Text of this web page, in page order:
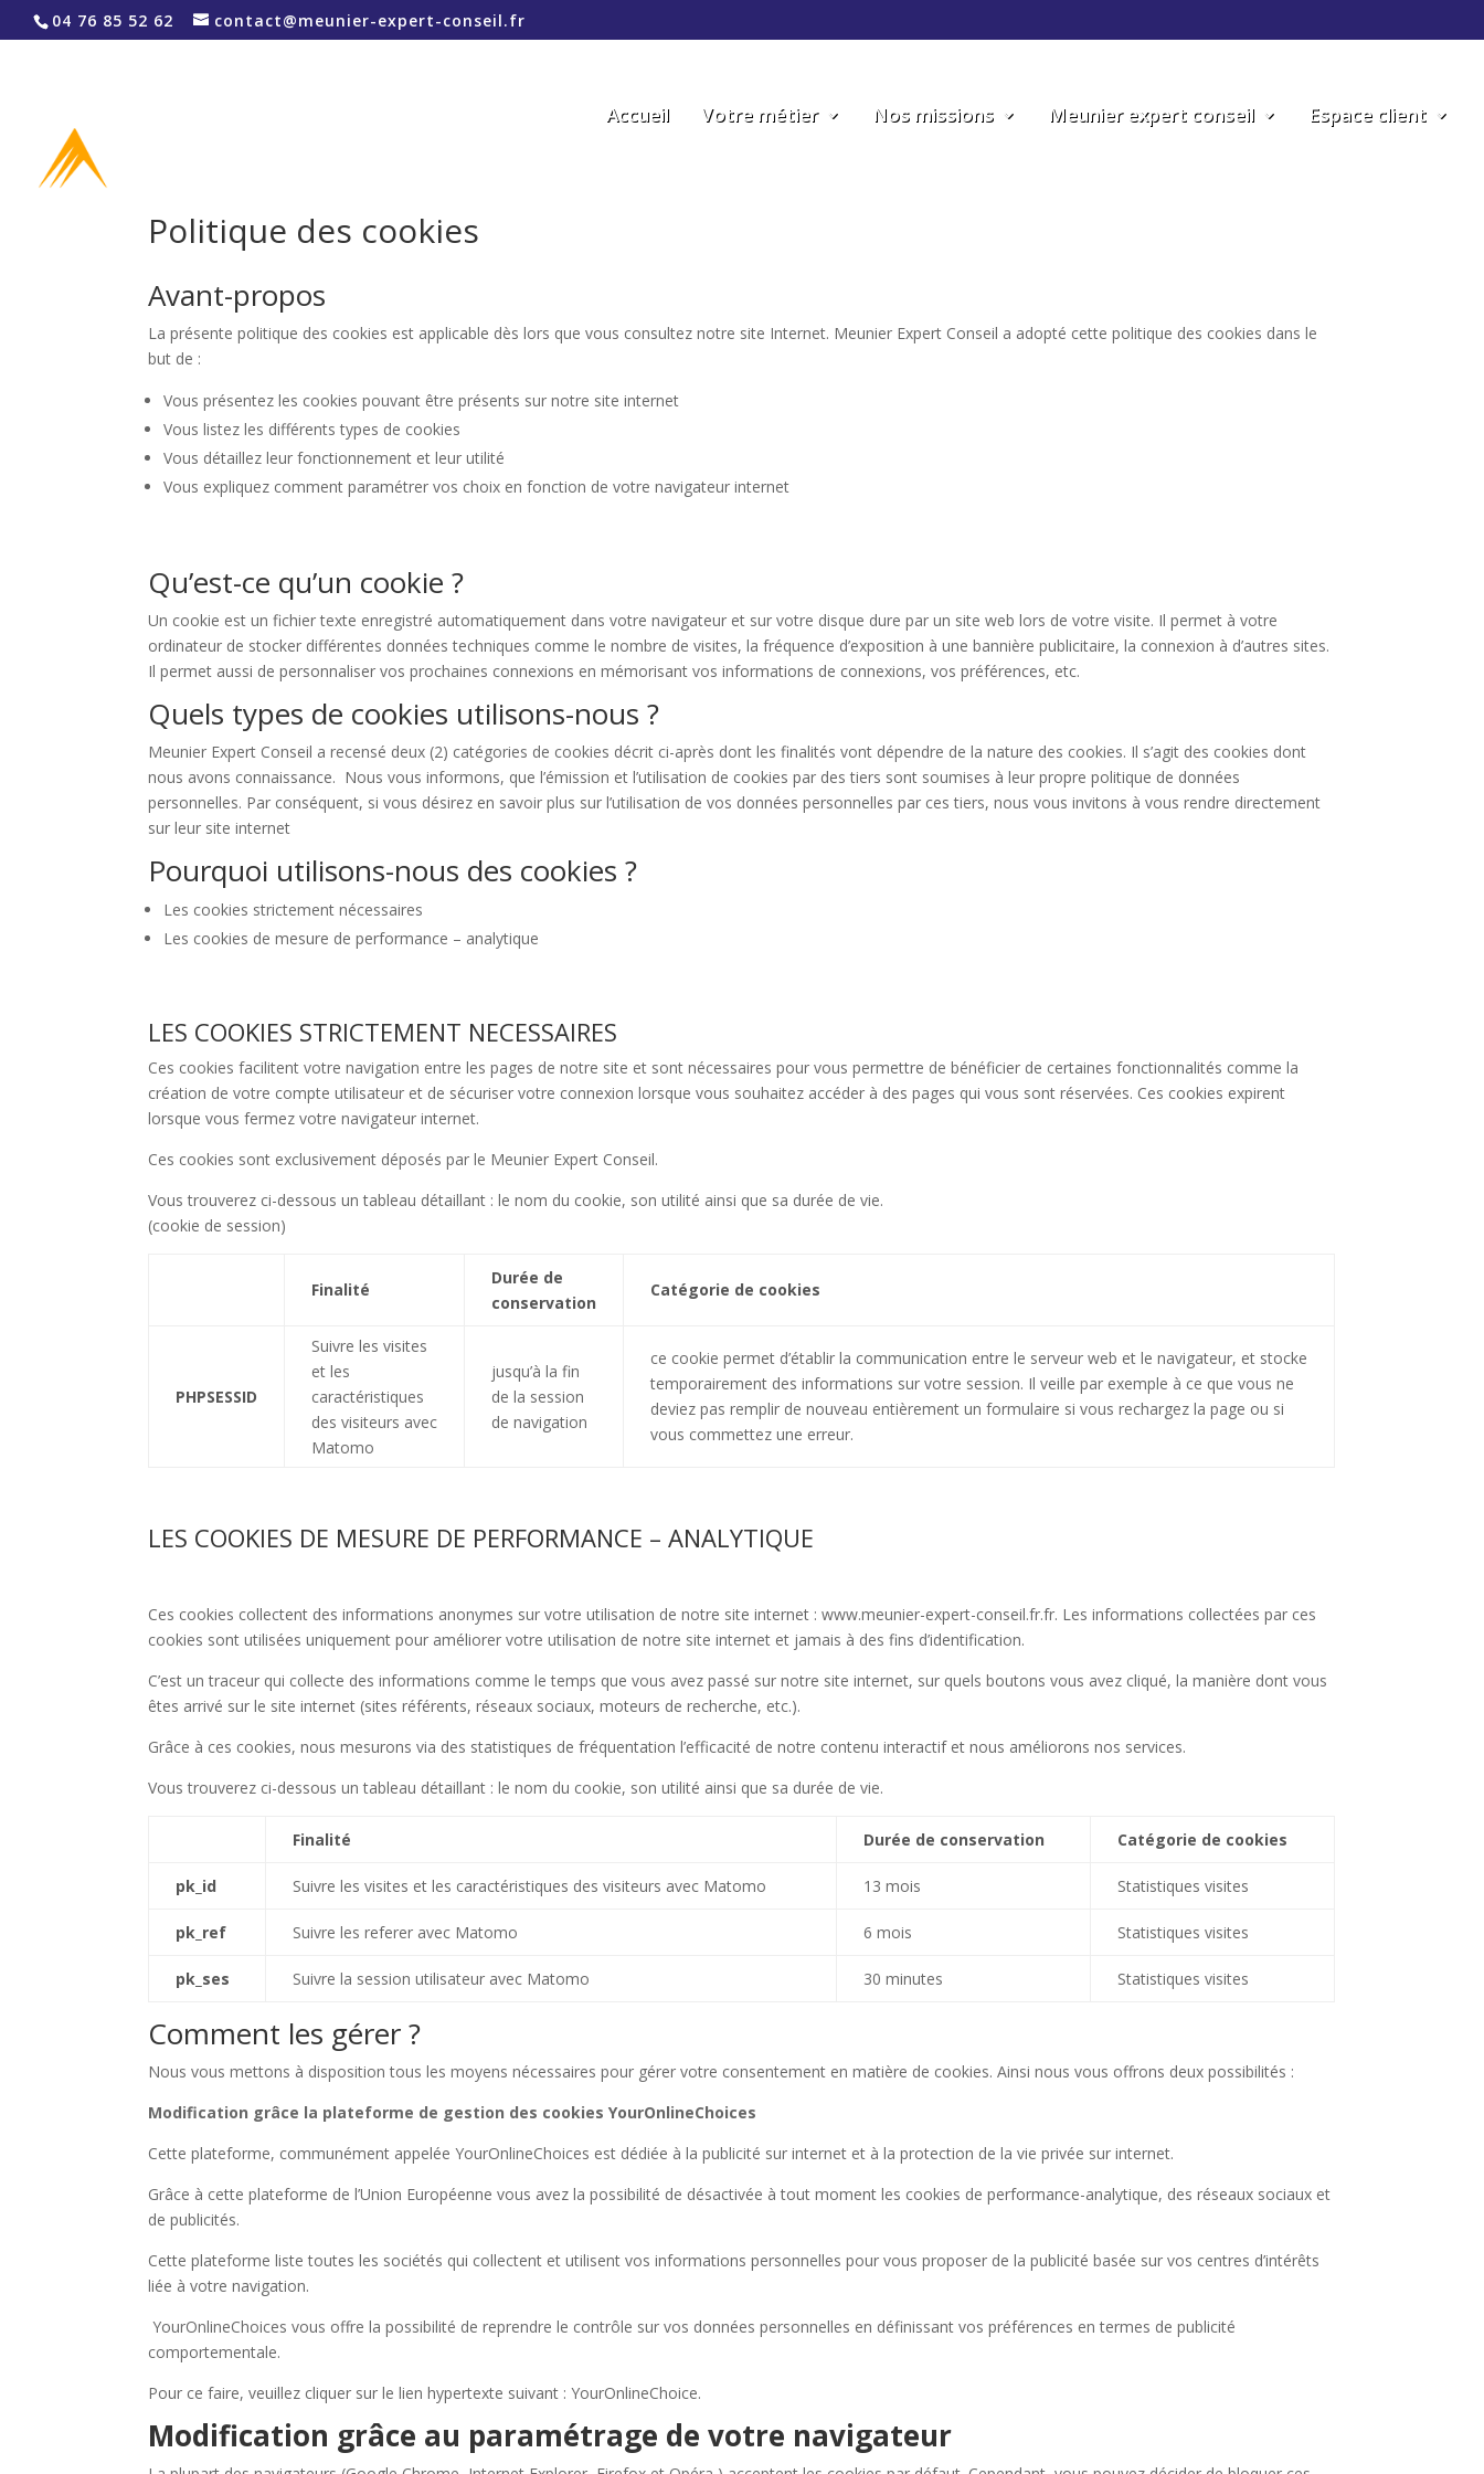
04 76 85 52 62 contact@meunier-expert-conseil.fr
Accueil Votre métier Nos missions Meunier expert conseil Espace client
Politique des cookies
Avant-propos
La présente politique des cookies est applicable dès lors que vous consultez notre site Internet. Meunier Expert Conseil a adopté cette politique des cookies dans le
but de :
Vous présentez les cookies pouvant être présents sur notre site internet
Vous listez les différents types de cookies
Vous détaillez leur fonctionnement et leur utilité
Vous expliquez comment paramétrer vos choix en fonction de votre navigateur internet
Qu’est-ce qu’un cookie ?
Un cookie est un fichier texte enregistré automatiquement dans votre navigateur et sur votre disque dure par un site web lors de votre visite. Il permet à votre
ordinateur de stocker différentes données techniques comme le nombre de visites, la fréquence d’exposition à une bannière publicitaire, la connexion à d’autres sites.
Il permet aussi de personnaliser vos prochaines connexions en mémorisant vos informations de connexions, vos préférences, etc.
Quels types de cookies utilisons-nous ?
Meunier Expert Conseil a recensé deux (2) catégories de cookies décrit ci-après dont les finalités vont dépendre de la nature des cookies. Il s’agit des cookies dont
nous avons connaissance. Nous vous informons, que l’émission et l’utilisation de cookies par des tiers sont soumises à leur propre politique de données
personnelles. Par conséquent, si vous désirez en savoir plus sur l’utilisation de vos données personnelles par ces tiers, nous vous invitons à vous rendre directement
sur leur site internet
Pourquoi utilisons-nous des cookies ?
Les cookies strictement nécessaires
Les cookies de mesure de performance – analytique
LES COOKIES STRICTEMENT NECESSAIRES
Ces cookies facilitent votre navigation entre les pages de notre site et sont nécessaires pour vous permettre de bénéficier de certaines fonctionnalités comme la
création de votre compte utilisateur et de sécuriser votre connexion lorsque vous souhaitez accéder à des pages qui vous sont réservées. Ces cookies expirent
lorsque vous fermez votre navigateur internet.
Ces cookies sont exclusivement déposés par le Meunier Expert Conseil.
Vous trouverez ci-dessous un tableau détaillant : le nom du cookie, son utilité ainsi que sa durée de vie.
(cookie de session)
Finalité
Durée de
conservation
Catégorie de cookies
PHPSESSID
Suivre les visites
et les
caractéristiques
des visiteurs avec
Matomo
jusqu’à la fin
de la session
de navigation
ce cookie permet d’établir la communication entre le serveur web et le navigateur, et stocke
temporairement des informations sur votre session. Il veille par exemple à ce que vous ne
deviez pas remplir de nouveau entièrement un formulaire si vous rechargez la page ou si
vous commettez une erreur.
LES COOKIES DE MESURE DE PERFORMANCE – ANALYTIQUE
Ces cookies collectent des informations anonymes sur votre utilisation de notre site internet : www.meunier-expert-conseil.fr.fr. Les informations collectées par ces
cookies sont utilisées uniquement pour améliorer votre utilisation de notre site internet et jamais à des fins d’identification.
C’est un traceur qui collecte des informations comme le temps que vous avez passé sur notre site internet, sur quels boutons vous avez cliqué, la manière dont vous
êtes arrivé sur le site internet (sites référents, réseaux sociaux, moteurs de recherche, etc.).
Grâce à ces cookies, nous mesurons via des statistiques de fréquentation l’efficacité de notre contenu interactif et nous améliorons nos services.
Vous trouverez ci-dessous un tableau détaillant : le nom du cookie, son utilité ainsi que sa durée de vie.
Finalité Durée de conservation Catégorie de cookies
pk_id Suivre les visites et les caractéristiques des visiteurs avec Matomo 13 mois Statistiques visites
pk_ref Suivre les referer avec Matomo 6 mois Statistiques visites
pk_ses Suivre la session utilisateur avec Matomo 30 minutes Statistiques visites
Comment les gérer ?
Nous vous mettons à disposition tous les moyens nécessaires pour gérer votre consentement en matière de cookies. Ainsi nous vous offrons deux possibilités :
Modification grâce la plateforme de gestion des cookies YourOnlineChoices
Cette plateforme, communément appelée YourOnlineChoices est dédiée à la publicité sur internet et à la protection de la vie privée sur internet.
Grâce à cette plateforme de l’Union Européenne vous avez la possibilité de désactivée à tout moment les cookies de performance-analytique, des réseaux sociaux et
de publicités.
Cette plateforme liste toutes les sociétés qui collectent et utilisent vos informations personnelles pour vous proposer de la publicité basée sur vos centres d’intérêts
liée à votre navigation.
YourOnlineChoices vous offre la possibilité de reprendre le contrôle sur vos données personnelles en définissant vos préférences en termes de publicité
comportementale.
Pour ce faire, veuillez cliquer sur le lien hypertexte suivant : YourOnlineChoice.
Modification grâce au paramétrage de votre navigateur